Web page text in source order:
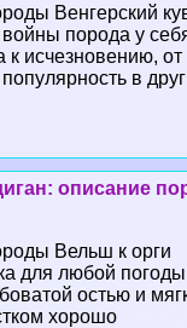
Венгерский
порода у
к исчезновению, от
в
описание
Вельш к opги
для любой погоды
остью и
хорошо